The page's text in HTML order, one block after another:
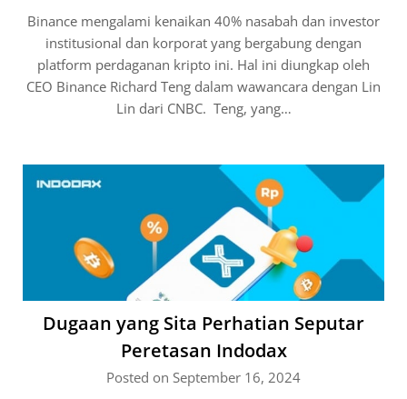
Binance mengalami kenaikan 40% nasabah dan investor
institusional dan korporat yang bergabung dengan
platform perdaganan kripto ini. Hal ini diungkap oleh
CEO Binance Richard Teng dalam wawancara dengan Lin
Lin dari CNBC. Teng, yang…
Dugaan yang Sita Perhatian Seputar
Peretasan Indodax
Posted on September 16, 2024